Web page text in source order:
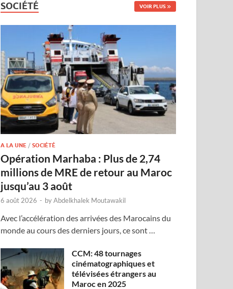
SOCIÉTÉ VOIR PLUS
A LA UNE /SOCIÉTÉ
Opération Marhaba : Plus de 2,74
millions de MRE de retour au Maroc
jusqu’au 3 août
6 août 2026 - byAbdelkhalek Moutawakil
Avec l’accélération des arrivées des Marocains du
monde au cours des derniers jours, ce sont …
CCM: 48 tournages
cinématographiques et
télévisées étrangers au
Maroc en 2025